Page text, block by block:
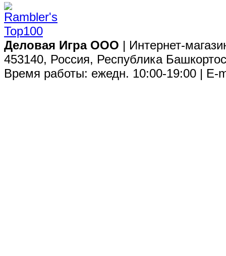
Деловая Игра ООО | Интернет-
453140, Россия, Республика
Время работы: ежедн. 10:00-19:00 | E-